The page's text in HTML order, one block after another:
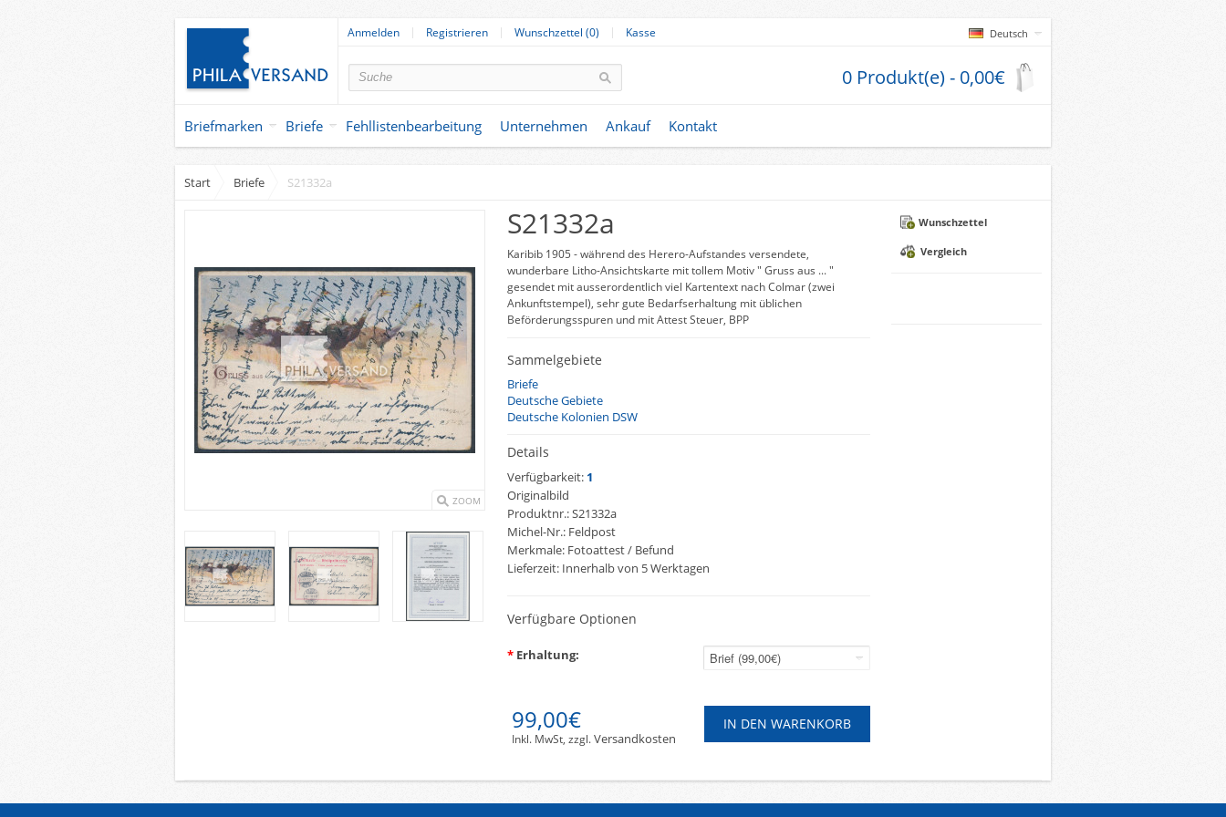
Deutsch
Anmelden Registrieren Wunschzettel (0) Kasse
0 Produkt(e) - 0,00€
Briefmarken Briefe Fehllistenbearbeitung Unternehmen Ankauf Kontakt
Start Briefe S21332a
ZOOM
S21332a
Karibib 1905 - während des Herero-Aufstandes versendete,
wunderbare Litho-Ansichtskarte mit tollem Motiv " Gruss aus ... "
gesendet mit ausserordentlich viel Kartentext nach Colmar (zwei
Ankunftstempel), sehr gute Bedarfserhaltung mit üblichen
Beförderungsspuren und mit Attest Steuer, BPP
Sammelgebiete
Briefe
Deutsche Gebiete
Deutsche Kolonien DSW
Details
Verfügbarkeit: 1
Originalbild
Produktnr.:S21332a
Michel-Nr.: Feldpost
Merkmale: Fotoattest / Befund
Lieferzeit: Innerhalb von 5 Werktagen
Verfügbare Optionen
* Erhaltung:
99,00€
Inkl. MwSt, zzgl.Versandkosten
Wunschzettel
Vergleich